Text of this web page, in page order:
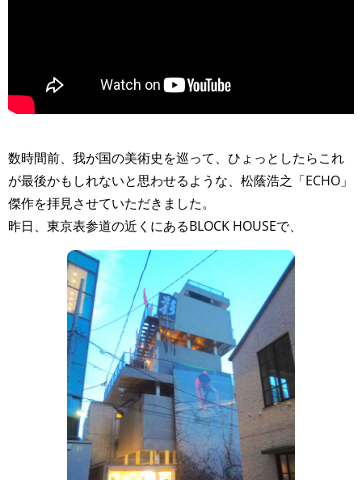
数時間前、我が国の美術史を巡って、ひょっとしたらこれ
が最後かもしれないと思わせるような、松蔭浩之「ECHO」
傑作を拝見させていただきました。
昨日、東京表参道の近くにあるBLOCK HOUSEで、